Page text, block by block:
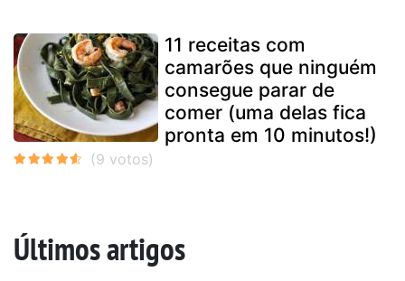
11 receitas com
camarões que ninguém
consegue parar de
comer (uma delas fica
pronta em 10 minutos!)
Últimos artigos